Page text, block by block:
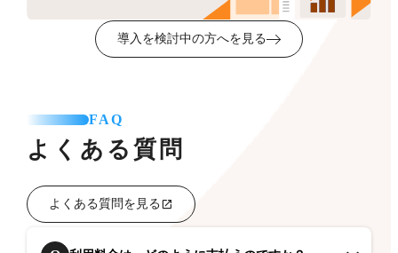
導入を検討中の方へを見る
FAQ
よくある質問
よくある質問を見る